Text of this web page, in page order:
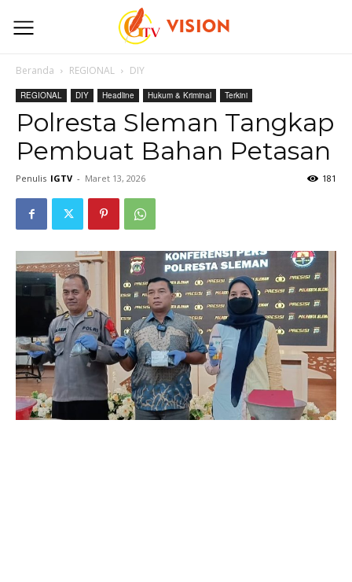
Beranda REGIONAL DIY
REGIONAL DIY Headline Hukum & Kriminal Terkini
Polresta Sleman Tangkap
Pembuat Bahan Petasan
Penulis IGTV - Maret 13, 2026 181